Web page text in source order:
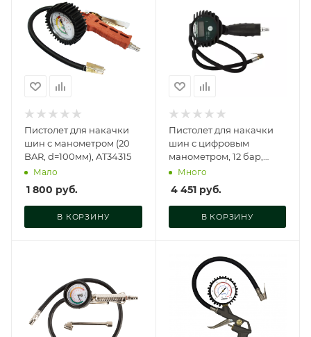
Пистолет для накачки
шин с манометром (20
BAR, d=100мм), AT34315
Мало
1 800 руб.
В КОРЗИНУ
Пистолет для накачки
шин с цифровым
манометром, 12 бар,
806006-03
Много
4 451руб.
В КОРЗИНУ